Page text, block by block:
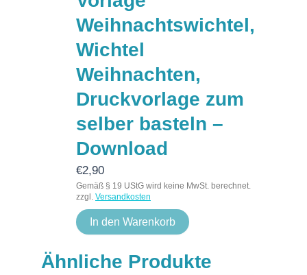
Weihnachtswichtel,
Wichtel
Weihnachten,
Druckvorlage zum
selber basteln –
Download
€2,90
Gemäß § 19 UStG wird keine MwSt. berechnet.
zzgl. Versandkosten
In den Warenkorb
Ähnliche Produkte